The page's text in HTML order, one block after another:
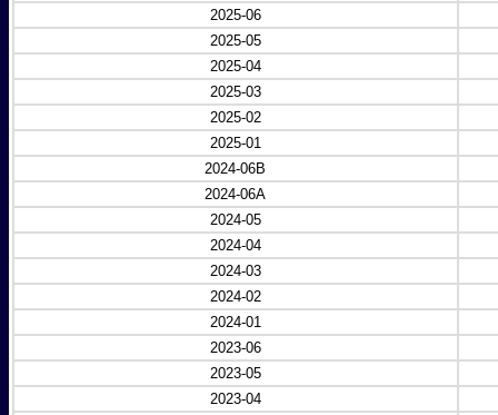
2025-06
2025-05
2025-04
2025-03
2025-02
2025-01
2024-06B
2024-06A
2024-05
2024-04
2024-03
2024-02
2024-01
2023-06
2023-05
2023-04